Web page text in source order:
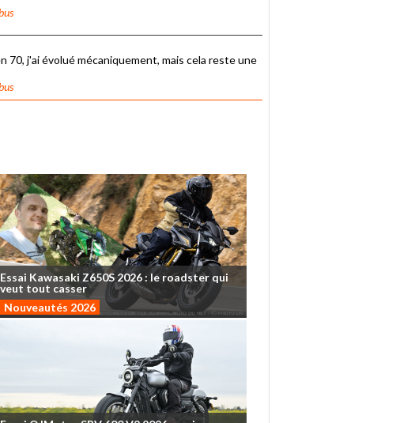
70, j'ai évolué mécaniquement, mais cela reste une
Essai Kawasaki Z650S2026: le roadster qui
veut tout casser
Nouveautés 2026